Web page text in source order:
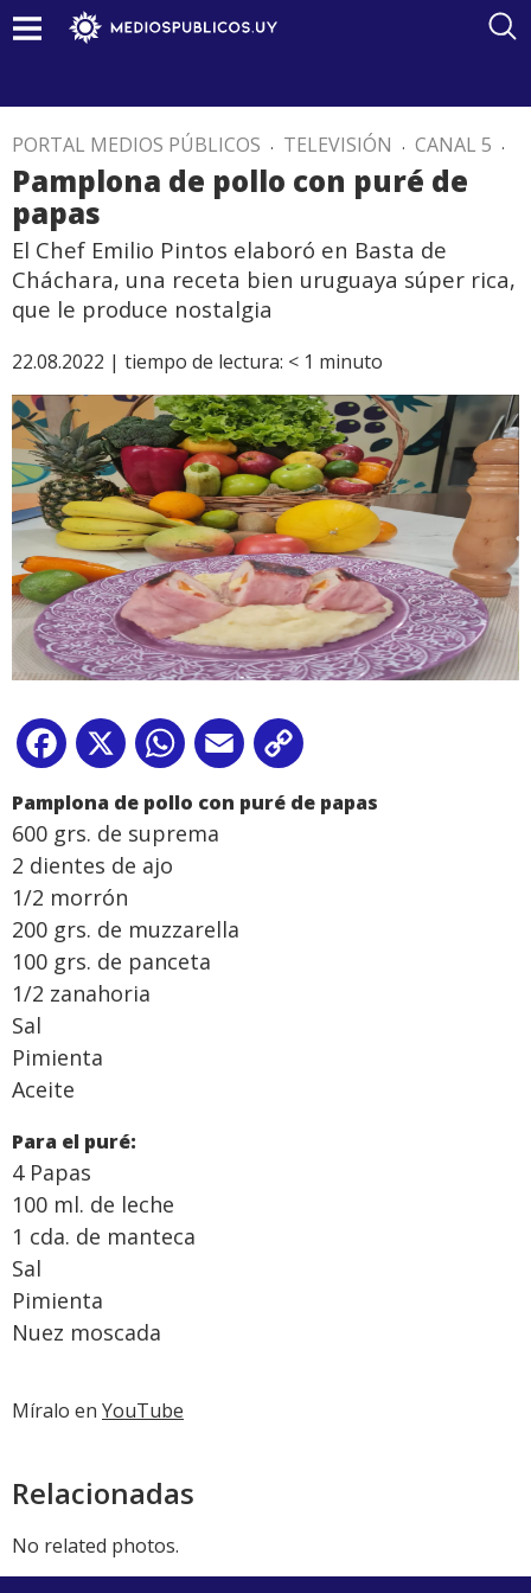
PORTAL MEDIOS PÚBLICOS . TELEVISIÓN . CANAL 5 .
Pamplona de pollo con puré de
papas
El Chef Emilio Pintos elaboró en Basta de
Cháchara, una receta bien uruguaya súper rica,
que le produce nostalgia
22.08.2022 | tiempo de lectura: < 1 minuto
Facebook
X WhatsApp
Email
Link
Pamplona de pollo con puré de papas
600 grs. de suprema
2 dientes de ajo
1/2 morrón
200 grs. de muzzarella
100 grs. de panceta
1/2 zanahoria
Sal
Pimienta
Aceite
Para el puré:
4 Papas
100 ml. de leche
1 cda. de manteca
Sal
Pimienta
Nuez moscada
Míralo en YouTube
Relacionadas
No related photos.